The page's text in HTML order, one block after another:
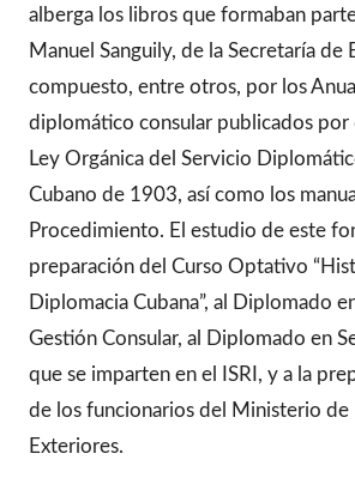
alberga los libros que formaban
Manuel Sanguily, de la Secretaría de
compuesto, entre otros, por los
diplomático consular publicados por
Ley Orgánica del Servicio
Cubano de 1903, así como los
Procedimiento. El estudio de este
preparación del Curso Optativo
Diplomacia Cubana”, al Diplomado
Gestión Consular, al Diplomado en
que se imparten en el ISRI, y a la
de los funcionarios del Ministerio de
Exteriores.